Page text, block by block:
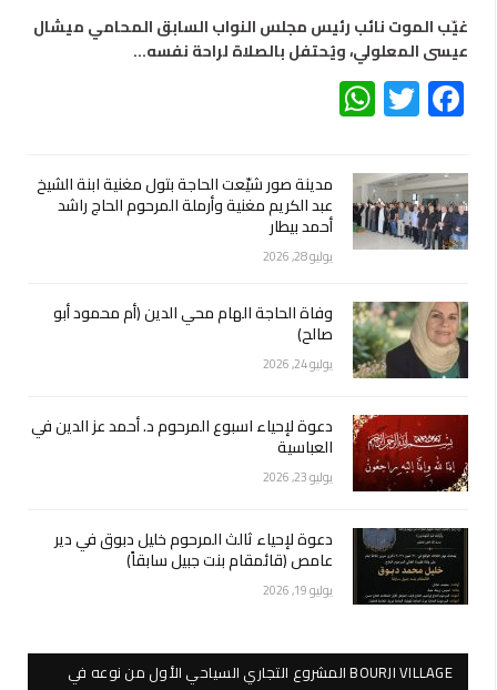
غيّب الموت نائب رئيس مجلس النواب السابق المحامي ميشال
عيسى المعلولي، ويُحتفل بالصلاة لراحة نفسه…
Facebook
Twitter
مدينة صور شيّعت الحاجة بتول مغنية ابنة الشيخ
عبد الكريم مغنية وأرملة المرحوم الحاج راشد
أحمد بيطار
يوليو 28, 2026
وفاة الحاجة الهام محي الدين (أم محمود أبو
صالح)
يوليو 24, 2026
دعوة لإحياء اسبوع المرحوم د. أحمد عز الدين في
العباسية
يوليو 23, 2026
دعوة لإحياء ثالث المرحوم خليل دبوق في دير
عامص (قائمقام بنت جبيل سابقاً)
يوليو 19, 2026
BOURJI VILLAGE المشروع التجاري السياحي الأول من نوعه في